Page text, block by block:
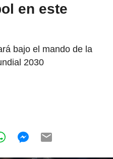
en este
bajo el mando de la
2030